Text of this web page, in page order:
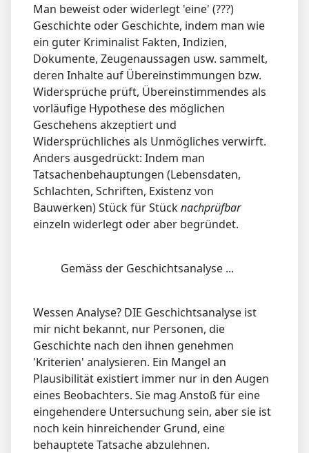
Man beweist oder widerlegt 'eine' (???)
Geschichte oder Geschichte, indem man wie
ein guter Kriminalist Fakten, Indizien,
Dokumente, Zeugenaussagen usw. sammelt,
deren Inhalte auf Übereinstimmungen bzw.
Widersprüche prüft, Übereinstimmendes als
vorläufige Hypothese des möglichen
Geschehens akzeptiert und
Widersprüchliches als Unmögliches verwirft.
Anders ausgedrückt: Indem man
Tatsachenbehauptungen (Lebensdaten,
Schlachten, Schriften, Existenz von
Bauwerken) Stück für Stücknachprüfbar
einzeln widerlegt oder aber begründet.
Gemäss der Geschichtsanalyse ...
Wessen Analyse? DIE Geschichtsanalyse ist
mir nicht bekannt, nur Personen, die
Geschichte nach den ihnen genehmen
'Kriterien' analysieren. Ein Mangel an
Plausibilität existiert immer nur in den Augen
eines Beobachters. Sie mag Anstoß für eine
eingehendere Untersuchung sein, aber sie ist
noch kein hinreichender Grund, eine
behauptete Tatsache abzulehnen.